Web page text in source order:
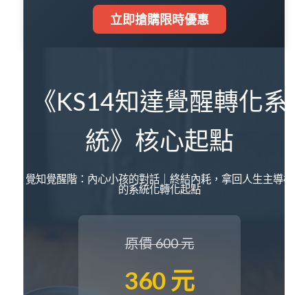
立即搶購限時優惠
《KS14知達覺醒轉化系
統》核心起點
覺知覺醒階：內心小孩的對話｜終結內耗，拿回人生主導權
的系統化轉化起點
原價 600 元
360 元